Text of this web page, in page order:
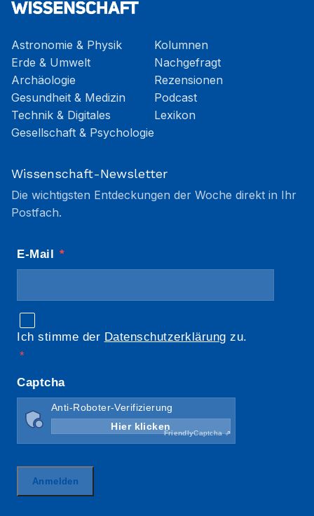
Astronomie & Physik
Erde & Umwelt
Archäologie
Gesundheit & Medizin
Technik & Digitales
Gesellschaft & Psychologie
Kolumnen
Nachgefragt
Rezensionen
Podcast
Lexikon
Wissenschaft-Newsletter
Die wichtigsten Entdeckungen der Woche direkt in Ihr
Postfach.